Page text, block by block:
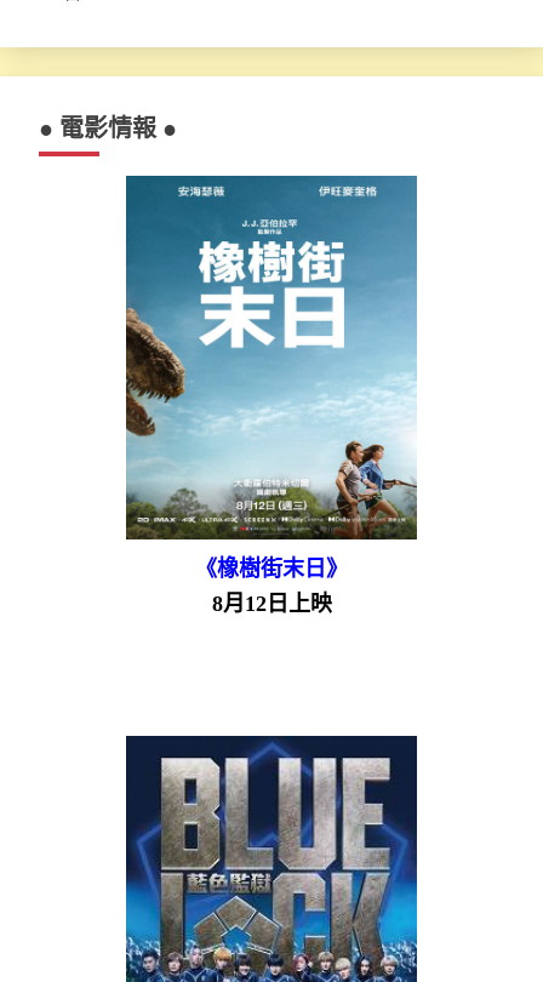
● 電影情報 ●
《橡樹街末日》
8月12日上映